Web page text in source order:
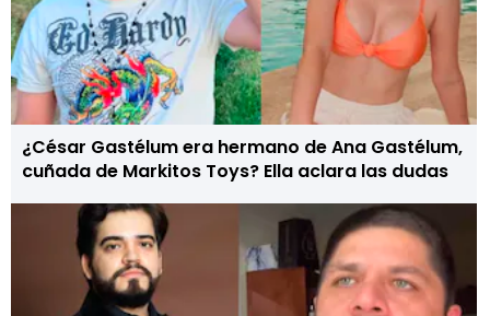
¿César Gastélum era hermano de Ana Gastélum,
cuñada de Markitos Toys? Ella aclara las dudas